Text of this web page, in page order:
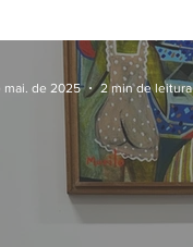
mai. de 2025 2 min de leitura